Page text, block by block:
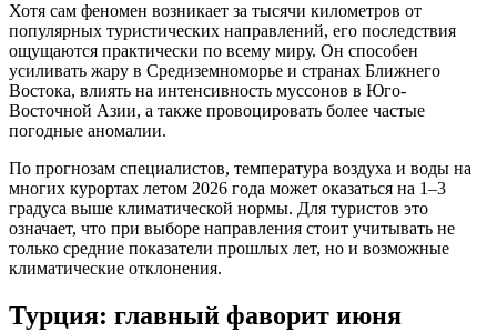
Хотя сам феномен возникает за тысячи километров от
популярных туристических направлений, его последствия
ощущаются практически по всему миру. Он способен
усиливать жару в Средиземноморье и странах Ближнего
Востока, влиять на интенсивность муссонов в Юго-
Восточной Азии, а также провоцировать более частые
погодные аномалии.
По прогнозам специалистов, температура воздуха и воды на
многих курортах летом 2026 года может оказаться на 1–3
градуса выше климатической нормы. Для туристов это
означает, что при выборе направления стоит учитывать не
только средние показатели прошлых лет, но и возможные
климатические отклонения.
Турция: главный фаворит июня